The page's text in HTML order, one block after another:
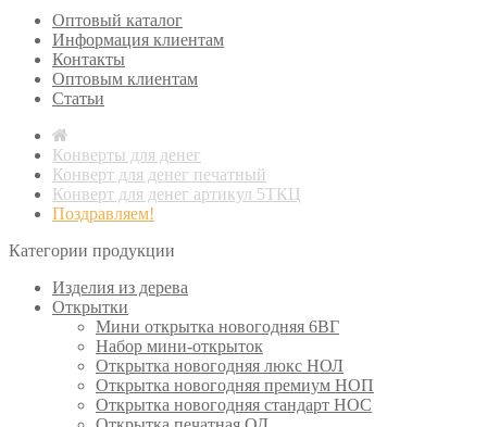
Оптовый каталог
Информация клиентам
Контакты
Оптовым клиентам
Статьи
Конверты для денег
Конверт для денег печатный
Конверт для денег артикул 5ТКЦ
Поздравляем!
Категории продукции
Изделия из дерева
Открытки
Мини открытка новогодняя 6ВГ
Набор мини-открыток
Открытка новогодняя люкс НОЛ
Открытка новогодняя премиум НОП
Открытка новогодняя стандарт НОС